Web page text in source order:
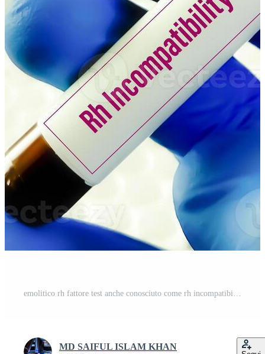
emolitico rh fattore test anche conosciuto come rh incompatibilità o rh-emolitico malattia test. Foto Pro
MD SAIFUL ISLAM KHAN